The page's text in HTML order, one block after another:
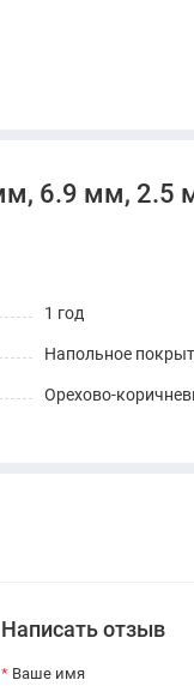
6.9 мм, 2.5
1 год
Напольное
Орехово-
Написать отзыв
Ваше имя